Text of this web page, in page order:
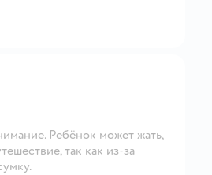
Ребёнок может жать,
так как из-за